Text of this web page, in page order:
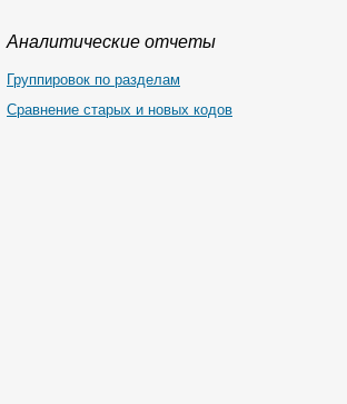
Аналитические отчеты
Группировок по разделам
Сравнение старых и новых кодов